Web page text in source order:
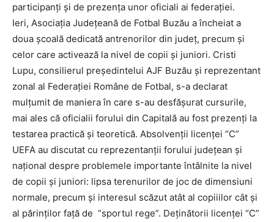
participanţi şi de prezenţa unor oficiali ai federaţiei.
Ieri, Asociaţia Judeţeană de Fotbal Buzău a încheiat a
doua şcoală dedicată antrenorilor din judeţ, precum şi
celor care activează la nivel de copii şi juniori. Cristi
Lupu, consilierul preşedintelui AJF Buzău şi reprezentant
zonal al Federaţiei Române de Fotbal, s-a declarat
mulţumit de maniera în care s-au desfăşurat cursurile,
mai ales că oficialii forului din Capitală au fost prezenţi la
testarea practică şi teoretică. Absolvenţii licenţei “C”
UEFA au discutat cu reprezentanţii forului judeţean şi
naţional despre problemele importante întâlnite la nivel
de copii şi juniori: lipsa terenurilor de joc de dimensiuni
normale, precum şi interesul scăzut atât al copiiilor cât şi
al părinţilor faţă de “sportul rege”. Deţinătorii licenţei “C”